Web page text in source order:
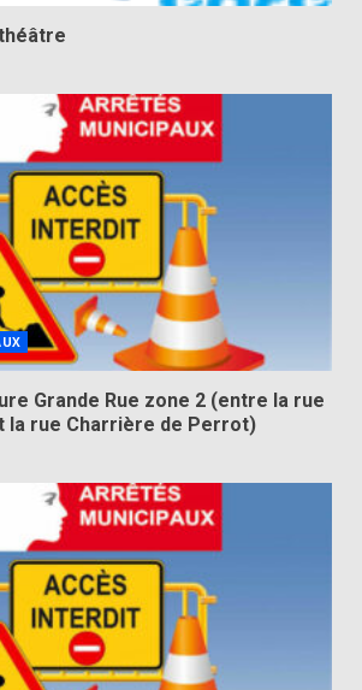
Grande Rue zone 2 (entre la rue
la rue Charrière de Perrot)